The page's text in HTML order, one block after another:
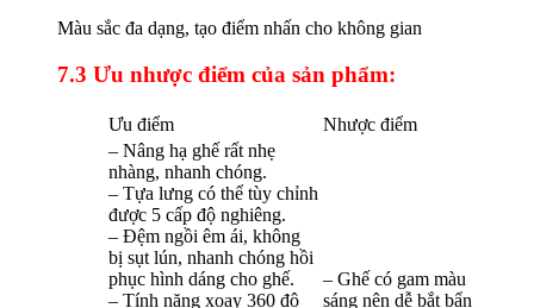
Màu sắc đa dạng, tạo điểm nhấn cho không gian
7.3 Ưu nhược điểm của sản phẩm:
Ưu điểm
Nhược điểm
– Nâng hạ ghế rất nhẹ
nhàng, nhanh chóng.
– Tựa lưng có thể tùy chỉnh
được 5 cấp độ nghiêng.
– Đệm ngồi êm ái, không
bị sụt lún, nhanh chóng hồi
phục hình dáng cho ghế.
– Tính năng xoay 360 độ
– Ghế có gam màu
sáng nên dễ bắt bẩn